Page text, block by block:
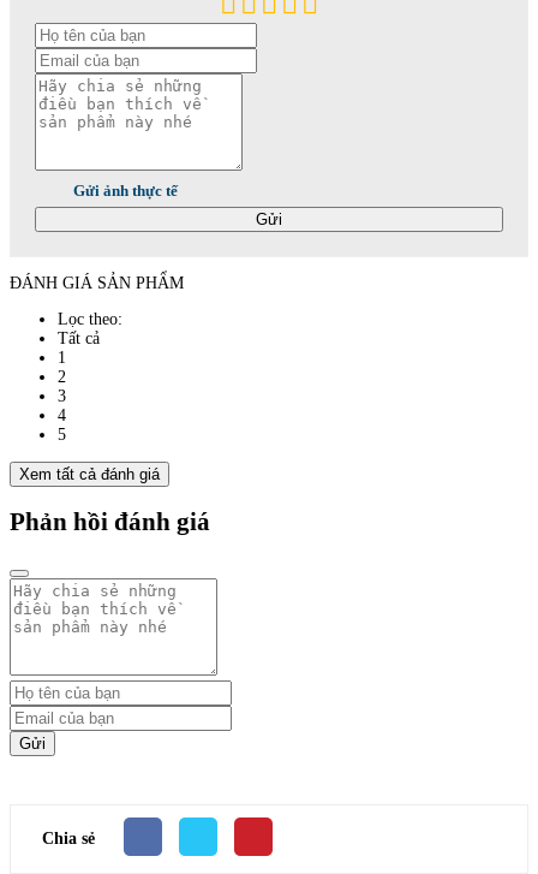
Gửi ảnh thực tế
Gửi
ĐÁNH GIÁ SẢN PHẨM
Lọc theo:
Tất cả
1
2
3
4
5
Xem tất cả đánh giá
Phản hồi đánh giá
Gửi
Chia sẻ